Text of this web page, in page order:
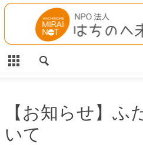
CLOSE
HOME
施設案内
相談事業
【お知らせ】ふ
いて